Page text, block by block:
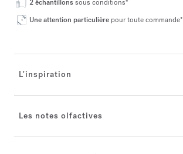
2 échantillonssous conditions*
Une attention particulière pour toute commande*
L'inspiration
Les notes olfactives